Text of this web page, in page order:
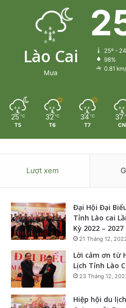
Lào Cai
Mưa
25º -
98%
0.81
25 ℃
T5
32 ℃
T6
34 ℃
T7
37
CN
Lượt xem
Đại Hội Đại
Tỉnh Lào cai
Kỳ 2022 – 2027
21 Tháng 12,
Lời cảm ơn từ
Lịch Tỉnh Lào
23 Tháng 12,
Hiệp hội du